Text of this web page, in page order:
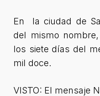
En la ciudad de
del mismo
los siete días del
mil doce.
VISTO: El mensaje